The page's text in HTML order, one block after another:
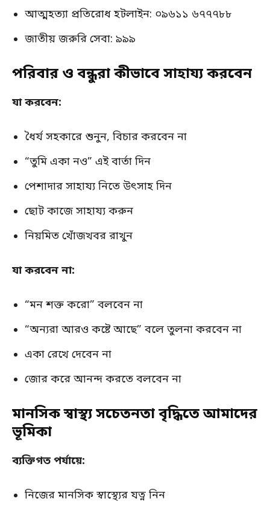
আত্মহত্যা প্রতিরোধ হটলাইন: ০৯৬১১ ৬৭৭৭৮৮
জাতীয় জরুরি সেবা: ৯৯৯
পরিবার ও বন্ধুরা কীভাবে সাহায্য করবেন
যা করবেন:
ধৈর্য সহকারে শুনুন, বিচার করবেন না
“তুমি একা নও” এই বার্তা দিন
পেশাদার সাহায্য নিতে উৎসাহ দিন
ছোট কাজে সাহায্য করুন
নিয়মিত খোঁজখবর রাখুন
যা করবেন না:
“মন শক্ত করো” বলবেন না
“অন্যরা আরও কষ্টে আছে” বলে তুলনা করবেন না
একা রেখে দেবেন না
জোর করে আনন্দ করতে বলবেন না
মানসিক স্বাস্থ্য সচেতনতা বৃদ্ধিতে আমাদের
ভূমিকা
ব্যক্তিগত পর্যায়ে:
নিজের মানসিক স্বাস্থ্যের যত্ন নিন